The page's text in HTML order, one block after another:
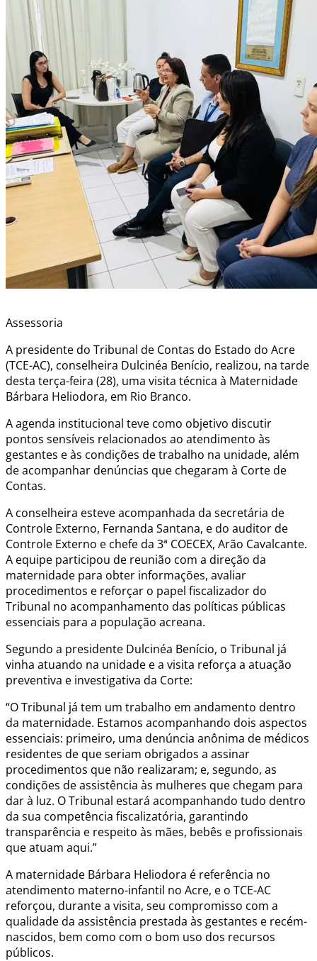
Assessoria
A presidente do Tribunal de Contas do Estado do Acre
(TCE-AC), conselheira Dulcinéa Benício, realizou, na tarde
desta terça-feira (28), uma visita técnica à Maternidade
Bárbara Heliodora, em Rio Branco.
A agenda institucional teve como objetivo discutir
pontos sensíveis relacionados ao atendimento às
gestantes e às condições de trabalho na unidade, além
de acompanhar denúncias que chegaram à Corte de
Contas.
A conselheira esteve acompanhada da secretária de
Controle Externo, Fernanda Santana, e do auditor de
Controle Externo e chefe da 3ª COECEX, Arão Cavalcante.
A equipe participou de reunião com a direção da
maternidade para obter informações, avaliar
procedimentos e reforçar o papel fiscalizador do
Tribunal no acompanhamento das políticas públicas
essenciais para a população acreana.
Segundo a presidente Dulcinéa Benício, o Tribunal já
vinha atuando na unidade e a visita reforça a atuação
preventiva e investigativa da Corte:
“O Tribunal já tem um trabalho em andamento dentro
da maternidade. Estamos acompanhando dois aspectos
essenciais: primeiro, uma denúncia anônima de médicos
residentes de que seriam obrigados a assinar
procedimentos que não realizaram; e, segundo, as
condições de assistência às mulheres que chegam para
dar à luz. O Tribunal estará acompanhando tudo dentro
da sua competência fiscalizatória, garantindo
transparência e respeito às mães, bebês e profissionais
que atuam aqui.”
A maternidade Bárbara Heliodora é referência no
atendimento materno-infantil no Acre, e o TCE-AC
reforçou, durante a visita, seu compromisso com a
qualidade da assistência prestada às gestantes e recém-
nascidos, bem como com o bom uso dos recursos
públicos.